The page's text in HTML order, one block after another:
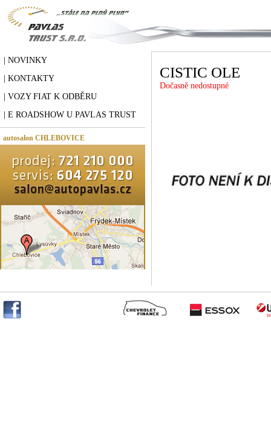
| NOVINKY
| KONTAKTY
| VOZY FIAT K ODBĚRU
| E ROADSHOW U PAVLAS TRUST
autosalon CHLEBOVICE
CISTIC OLE
Dočasně nedostupné